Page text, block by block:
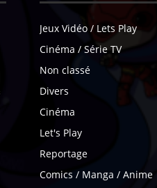
Jeux Vidéo / Lets Play
Cinéma / Série TV
Non classé
Divers
Cinéma
Let's Play
Reportage
Comics / Manga / Anime